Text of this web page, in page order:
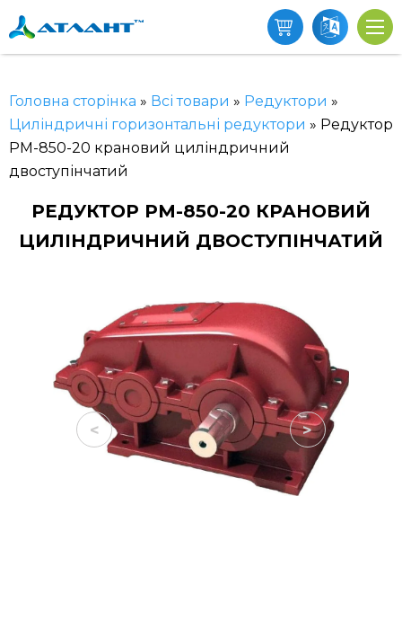
Головна сторінка » Всі товари » Редуктори »
Циліндричні горизонтальні редуктори » Редуктор
РМ-850-20 крановий циліндричний
двоступінчатий
РЕДУКТОР РМ-850-20 КРАНОВИЙ
ЦИЛІНДРИЧНИЙ ДВОСТУПІНЧАТИЙ
< >